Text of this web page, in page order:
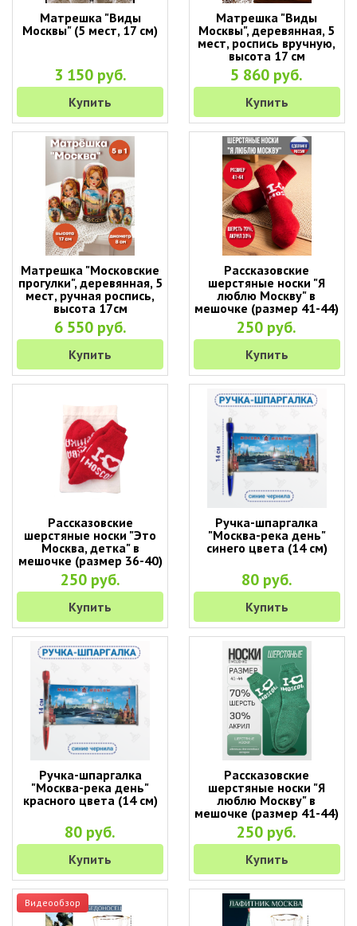
Матрешка "Виды
Москвы" (5 мест, 17 см)
3 150 руб.
Купить
Матрешка "Виды
Москвы", деревянная, 5
мест, роспись вручную,
высота 17 см
5 860 руб.
Купить
Матрешка "Московские
прогулки", деревянная, 5
мест, ручная роспись,
высота 17см
6 550 руб.
Купить
Рассказовские
шерстяные носки "Я
люблю Москву" в
мешочке (размер 41-44)
250 руб.
Купить
Рассказовские
шерстяные носки "Это
Москва, детка" в
мешочке (размер 36-40)
250 руб.
Купить
Ручка-шпаргалка
"Москва-река день"
синего цвета (14 см)
80 руб.
Купить
Ручка-шпаргалка
"Москва-река день"
красного цвета (14 см)
80 руб.
Купить
Рассказовские
шерстяные носки "Я
люблю Москву" в
мешочке (размер 41-44)
250 руб.
Купить
Видеообзор